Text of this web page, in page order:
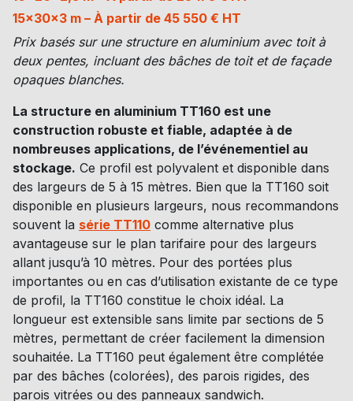
15x30x3 m – À partir de 45 550 € HT
Prix basés sur une structure en aluminium avec toit à
deux pentes, incluant des bâches de toit et de façade
opaques blanches.
La structure en aluminium TT160 est une
construction robuste et fiable, adaptée à de
nombreuses applications, de l’événementiel au
stockage. Ce profil est polyvalent et disponible dans
des largeurs de 5 à 15 mètres. Bien que la TT160 soit
disponible en plusieurs largeurs, nous recommandons
souvent la série TT110 comme alternative plus
avantageuse sur le plan tarifaire pour des largeurs
allant jusqu’à 10 mètres. Pour des portées plus
importantes ou en cas d’utilisation existante de ce type
de profil, la TT160 constitue le choix idéal. La
longueur est extensible sans limite par sections de 5
mètres, permettant de créer facilement la dimension
souhaitée. La TT160 peut également être complétée
par des bâches (colorées), des parois rigides, des
parois vitrées ou des panneaux sandwich.